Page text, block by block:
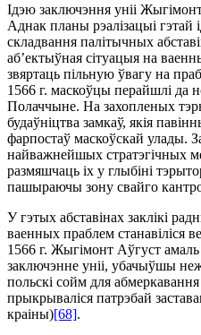
Ідэю заключэння уніі
Аднак планы рэалізацыі гэтай
складвання палітычных
аб’ектыўная сітуацыя на
звяртаць пільную ўвагу на
1566 г. маскоўцы перайшлі да
Полаччыне. На захопленых
будаўніцтва замкаў, якія
фарпостаў маскоўскай улады.
найважнейшых стратэгічных
размяшчаць іх у глыбіні
пашыраючы зону свайго
У гэтых абставінах заклікі
ваенных праблем станавіліся
1566 г. Жыгімонт Аўгуст
заключэнне уніі, убачыўшы
польскі сойм для
прыкрываліся патрэбай
краіны)[68].